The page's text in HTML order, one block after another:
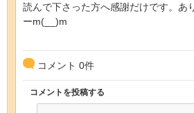
読んで下さった方へ感謝だけです。あ
ーm(__)m
コメント 0件
コメントを投稿する